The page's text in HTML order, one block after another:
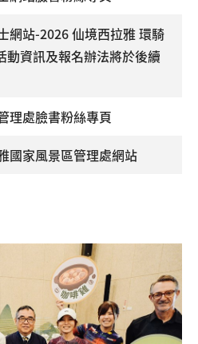
網站-2026 仙境西拉雅 環騎
動資訊及報名辦法將於後續
理處臉書粉絲專頁
國家風景區管理處網站